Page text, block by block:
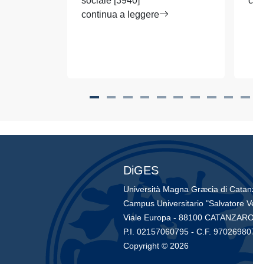
continua a leggere
DiGES
Università Magna Græcia di
Campus Universitario "Salvatore
Viale Europa - 88100
P.I. 02157060795 - C.F.
Copyright © 2026